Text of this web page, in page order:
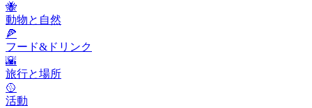
🐝
動物と自然
🍕
フード&ドリンク
🌇
旅行と場所
🥎
活動